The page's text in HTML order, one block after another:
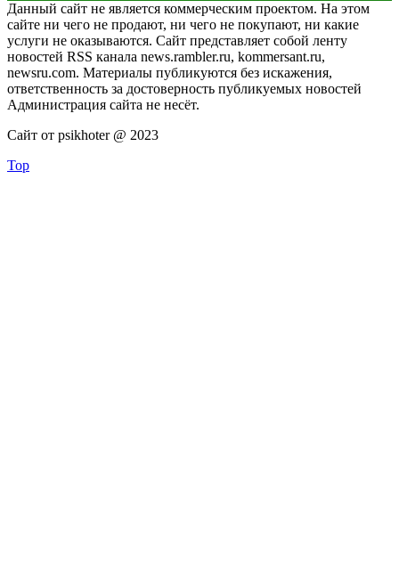
Данный сайт не является коммерческим проектом. На этом
сайте ни чего не продают, ни чего не покупают, ни какие
услуги не оказываются. Сайт представляет собой ленту
новостей RSS канала news.rambler.ru, kommersant.ru,
newsru.com. Материалы публикуются без искажения,
ответственность за достоверность публикуемых новостей
Администрация сайта не несёт.
Сайт от psikhoter @ 2023
Top